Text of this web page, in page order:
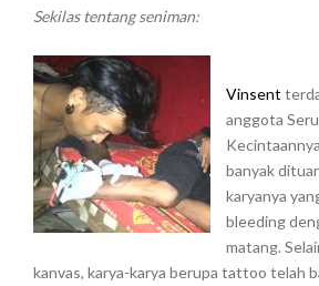
Tips
Download
App
FAQ
Sekilas tentang seniman:
Vinsent
anggota
banyak
karyanya
bleeding
matang.
kanvas, karya-karya berupa tattoo telah